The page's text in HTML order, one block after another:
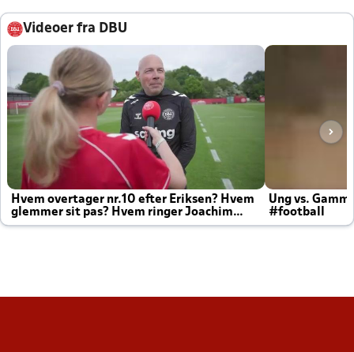
Videoer fra DBU
Hvem overtager nr.10 efter Eriksen? Hvem
glemmer sit pas? Hvem ringer Joachim
altid til efter kampe?
Ung vs.
#football